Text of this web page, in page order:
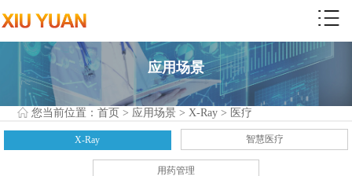
应用场景
您当前位置：首页 > 应用场景 > X-Ray > 医疗
X-Ray 智慧医疗
用药管理